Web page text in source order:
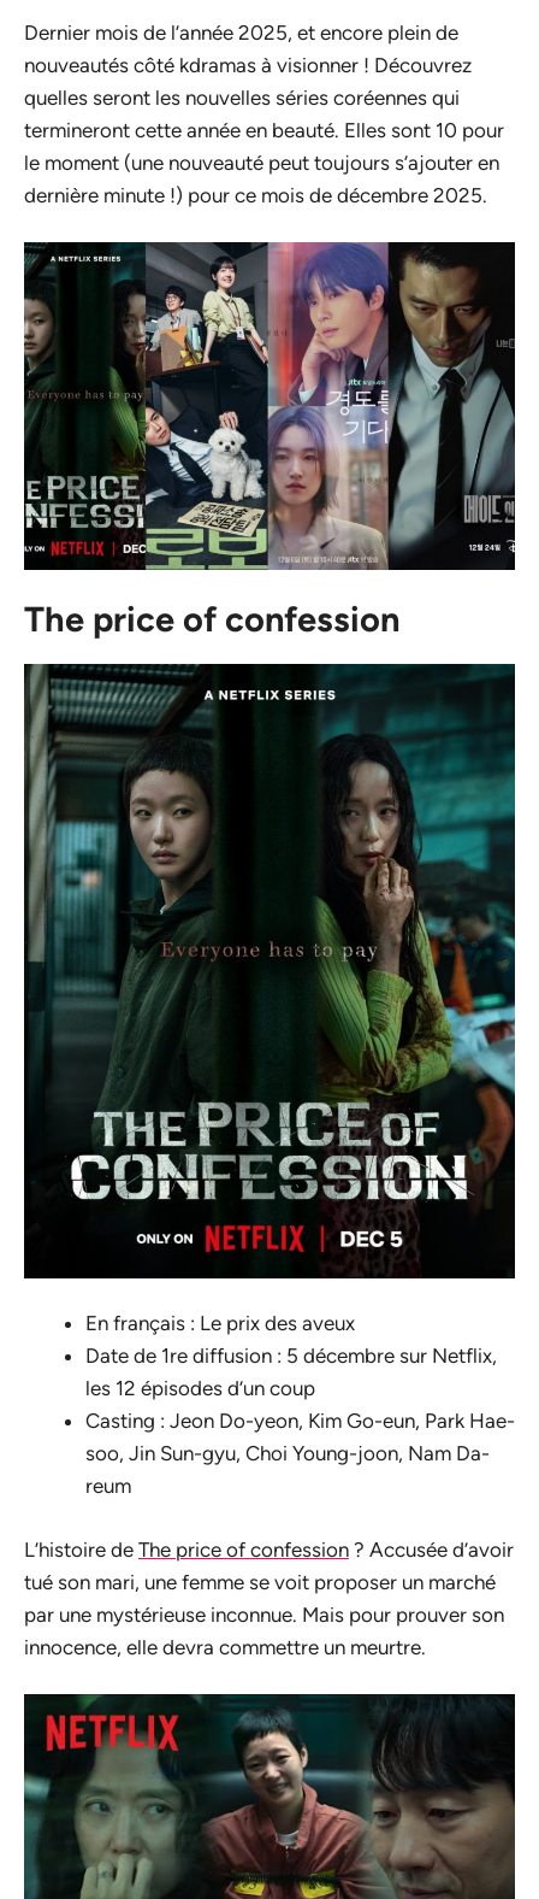
Dernier mois de l’année 2025, et encore plein de
nouveautés côté kdramas à visionner ! Découvrez
quelles seront les nouvelles séries coréennes qui
termineront cette année en beauté. Elles sont 10 pour
le moment (une nouveauté peut toujours s’ajouter en
dernière minute !) pour ce mois de décembre 2025.
The price of confession
En français : Le prix des aveux
Date de 1re diffusion : 5 décembre sur Netflix,
les 12 épisodes d’un coup
Casting : Jeon Do-yeon, Kim Go-eun, Park Hae-
soo, Jin Sun-gyu, Choi Young-joon, Nam Da-
reum
L’histoire de The price of confession ? Accusée d’avoir
tué son mari, une femme se voit proposer un marché
par une mystérieuse inconnue. Mais pour prouver son
innocence, elle devra commettre un meurtre.